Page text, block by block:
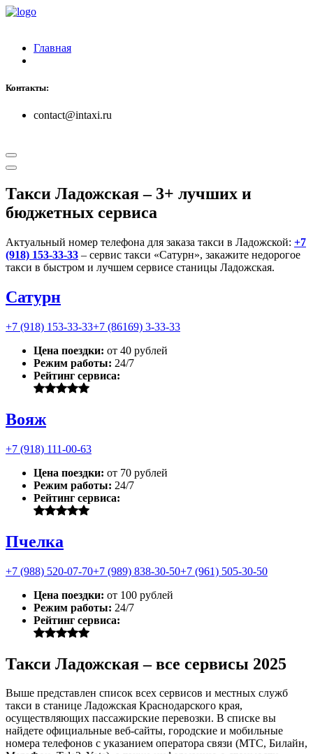
Главная
Контакты:
contact@intaxi.ru
Такси Ладожская– 3+ лучших и
бюджетных сервиса
Актуальный номер телефона для заказа такси в Ладожской: +7
(918) 153-33-33 – сервис такси «Сатурн», закажите недорогое
такси в быстром и лучшем сервисе станицы Ладожская.
Сатурн
+7 (918) 153-33-33+7 (86169) 3-33-33
Цена поездки: от 40 рублей
Режим работы: 24/7
Рейтинг сервиса:
Вояж
+7 (918) 111-00-63
Цена поездки: от 70 рублей
Режим работы: 24/7
Рейтинг сервиса:
Пчелка
+7 (988) 520-07-70+7 (989) 838-30-50+7 (961) 505-30-50
Цена поездки: от 100 рублей
Режим работы: 24/7
Рейтинг сервиса:
Такси Ладожская – все сервисы 2025
Выше представлен список всех сервисов и местных служб
такси в станице Ладожская Краснодарского края,
осуществляющих пассажирские перевозки. В списке вы
найдете официальные веб-сайты, городские и мобильные
номера телефонов с указанием оператора связи (МТС, Билайн,